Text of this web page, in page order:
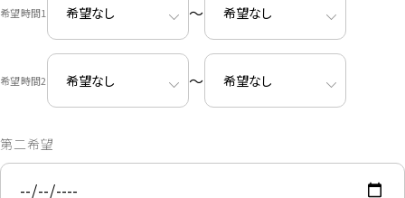
希望時間1 〜
希望時間2 〜
第二希望